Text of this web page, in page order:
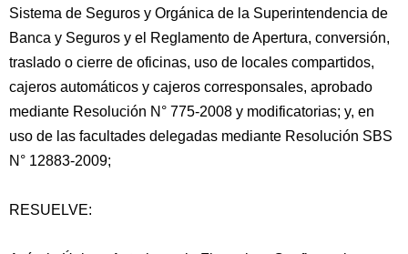
Sistema de Seguros y Orgánica de la Superintendencia de
Banca y Seguros y el Reglamento de Apertura, conversión,
traslado o cierre de oficinas, uso de locales compartidos,
cajeros automáticos y cajeros corresponsales, aprobado
mediante Resolución N° 775-2008 y modificatorias; y, en
uso de las facultades delegadas mediante Resolución SBS
N° 12883-2009;
RESUELVE: